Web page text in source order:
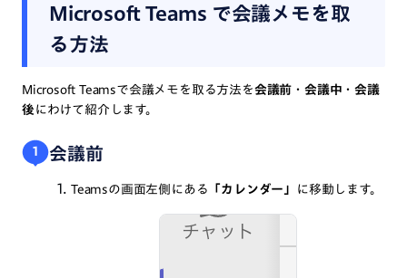
Microsoft Teams で会議メモを取
る方法
Microsoft Teamsで会議メモを取る方法を会議前・会議中・会議
後 にわけて紹介します。
1 会議前
Teamsの画面左側にある 「カレンダー」 に移動します。